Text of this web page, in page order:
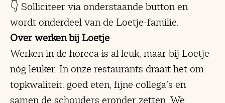
👇 Solliciteer via onderstaande button en
wordt onderdeel van de Loetje-familie.
Over werken bij Loetje
Werken in de horeca is al leuk, maar bij Loetje
nóg leuker. In onze restaurants draait het om
topkwaliteit: goed eten, fijne collega’s en
samen de schouders eronder zetten. We